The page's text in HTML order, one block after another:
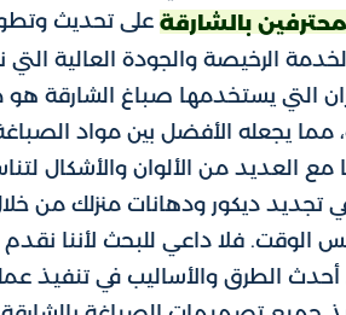
بالشارقة على تحديث
الرخيصة والجودة العالية
التي يستخدمها صباغ الشارقة
يجعله الأفضل بين مواد
مع العديد من الألوان والأشكال
تجديد ديكور ودهانات منزلك من
الوقت. فلا داعي للبحث لأننا
أحدث الطرق والأساليب في تنفيذ